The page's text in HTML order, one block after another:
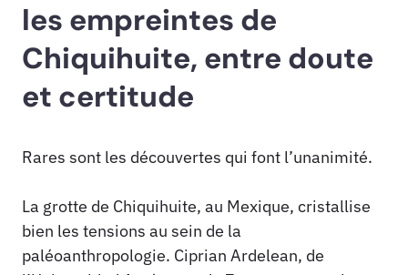
les empreintes de
Chiquihuite, entre doute
et certitude
Rares sont les découvertes qui font l’unanimité.
La grotte de Chiquihuite, au Mexique, cristallise
bien les tensions au sein de la
paléoanthropologie. Ciprian Ardelean, de